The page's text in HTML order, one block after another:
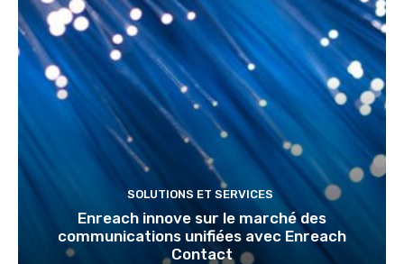
SOLUTIONS ET SERVICES
Enreach innove sur le marché des
communications unifiées avec Enreach
Contact